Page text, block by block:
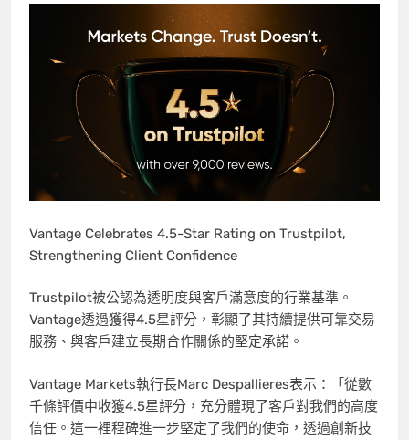
Vantage Celebrates 4.5-Star Rating on Trustpilot,
Strengthening Client Confidence
Trustpilot被公認為透明度與客戶滿意度的行業基準 。
Vantage透過獲得4.5星評分，彰顯了其持續提供可靠交易
服務、與客戶建立長期合作關係的堅定承諾。
Vantage Markets執行長Marc Despallieres表示：「從數
千條評價中收獲4.5星評分，充分體現了客戶對我們的高度
信任。這一裡程碑進一步堅定了我們的使命， 透過創新技